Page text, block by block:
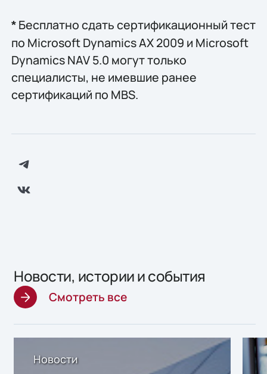
*Бесплатно сдать сертификационный тест
по Microsoft Dynamics AX 2009 и Microsoft
Dynamics NAV 5.0 могут только
специалисты, не имевшие ранее
сертификаций по MBS.
Новости, истории и события
Смотреть все
Новости